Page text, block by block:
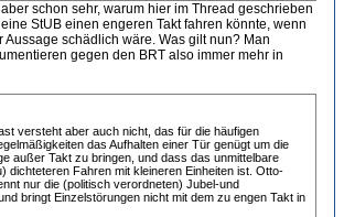
schon sehr, warum hier im Thread geschrieben
StUB einen engeren Takt fahren könnte, wenn
Aussage schädlich wäre. Was gilt nun? Man
gegen den BRT also immer mehr in
versteht aber auch nicht, das für die häufigen
das Aufhalten einer Tür genügt um die
außer Takt zu bringen, und dass das unmittelbare
dichteteren Fahren mit kleineren Einheiten ist. Otto-
nur die (politisch verordneten) Jubel-und
bringt Einzelstörungen nicht mit dem zu engen Takt in